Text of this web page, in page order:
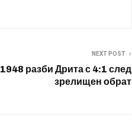
NEXT POST
разби Дрита с 4:1 след
зрелищен обрат